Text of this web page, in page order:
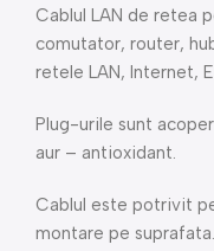
Cablul LAN de retea
comutator, router,
retele LAN, Internet,
Plug-urile sunt
aur – antioxidant.
Cablul este potrivit
montare pe suprafata.